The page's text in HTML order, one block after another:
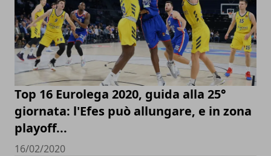
Top 16 Eurolega 2020, guida alla 25°
giornata: l'Efes può allungare, e in zona
playoff...
16/02/2020